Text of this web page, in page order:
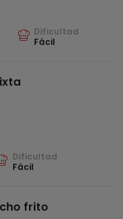
Dificultad
Fácil
Dificultad
Fácil
frito